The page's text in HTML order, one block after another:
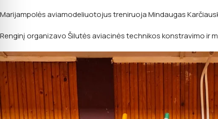
Marijampolės aviamodeliuotojus treniruoja Mindaugas
Renginį organizavo Šilutės aviacinės technikos konstravimo ir